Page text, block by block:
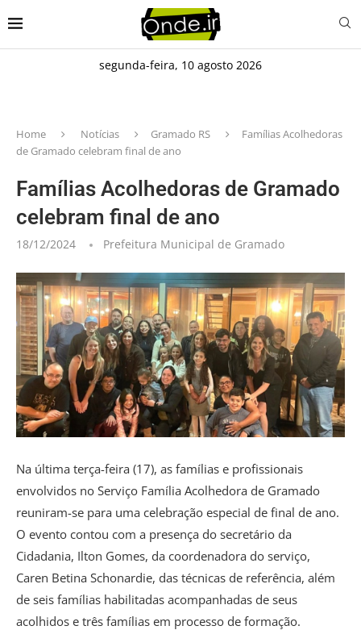
segunda-feira, 10 agosto 2026
Home Notícias Gramado RS
Famílias Acolhedoras
de Gramado celebram final de ano
Famílias Acolhedoras de Gramado
celebram final de ano
18/12/2024 Prefeitura Municipal de Gramado
Na última terça-feira (17), as famílias e profissionais
envolvidos no Serviço Família Acolhedora de Gramado
reuniram-se para uma celebração especial de final de ano.
O evento contou com a presença do secretário da
Cidadania, Ilton Gomes, da coordenadora do serviço,
Caren Betina Schonardie, das técnicas de referência, além
de seis famílias habilitadas acompanhadas de seus
acolhidos e três famílias em processo de formação.